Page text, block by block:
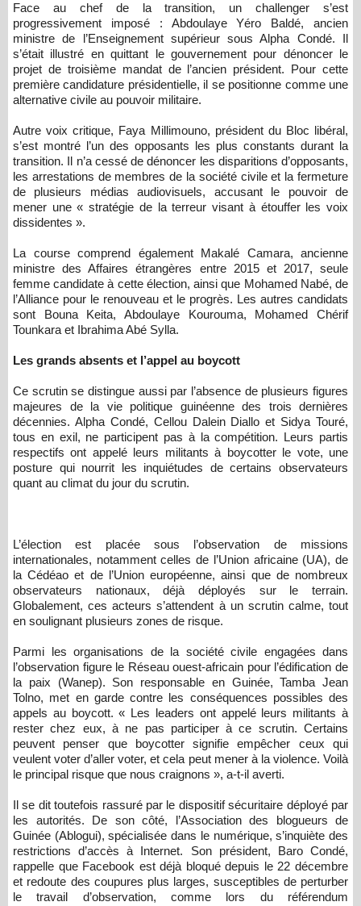
Face au chef de la transition, un challenger s’est
progressivement imposé : Abdoulaye Yéro Baldé, ancien
ministre de l’Enseignement supérieur sous Alpha Condé. Il
s’était illustré en quittant le gouvernement pour dénoncer le
projet de troisième mandat de l’ancien président. Pour cette
première candidature présidentielle, il se positionne comme une
alternative civile au pouvoir militaire.
Autre voix critique, Faya Millimouno, président du Bloc libéral,
s’est montré l’un des opposants les plus constants durant la
transition. Il n’a cessé de dénoncer les disparitions d’opposants,
les arrestations de membres de la société civile et la fermeture
de plusieurs médias audiovisuels, accusant le pouvoir de
mener une « stratégie de la terreur visant à étouffer les voix
dissidentes ».
La course comprend également Makalé Camara, ancienne
ministre des Affaires étrangères entre 2015 et 2017, seule
femme candidate à cette élection, ainsi que Mohamed Nabé, de
l’Alliance pour le renouveau et le progrès. Les autres candidats
sont Bouna Keita, Abdoulaye Kourouma, Mohamed Chérif
Tounkara et Ibrahima Abé Sylla.
Les grands absents et l’appel au boycott
Ce scrutin se distingue aussi par l’absence de plusieurs figures
majeures de la vie politique guinéenne des trois dernières
décennies. Alpha Condé, Cellou Dalein Diallo et Sidya Touré,
tous en exil, ne participent pas à la compétition. Leurs partis
respectifs ont appelé leurs militants à boycotter le vote, une
posture qui nourrit les inquiétudes de certains observateurs
quant au climat du jour du scrutin.
L’élection est placée sous l’observation de missions
internationales, notamment celles de l’Union africaine (UA), de
la Cédéao et de l’Union européenne, ainsi que de nombreux
observateurs nationaux, déjà déployés sur le terrain.
Globalement, ces acteurs s’attendent à un scrutin calme, tout
en soulignant plusieurs zones de risque.
Parmi les organisations de la société civile engagées dans
l’observation figure le Réseau ouest-africain pour l’édification de
la paix (Wanep). Son responsable en Guinée, Tamba Jean
Tolno, met en garde contre les conséquences possibles des
appels au boycott. « Les leaders ont appelé leurs militants à
rester chez eux, à ne pas participer à ce scrutin. Certains
peuvent penser que boycotter signifie empêcher ceux qui
veulent voter d’aller voter, et cela peut mener à la violence. Voilà
le principal risque que nous craignons », a-t-il averti.
Il se dit toutefois rassuré par le dispositif sécuritaire déployé par
les autorités. De son côté, l’Association des blogueurs de
Guinée (Ablogui), spécialisée dans le numérique, s’inquiète des
restrictions d’accès à Internet. Son président, Baro Condé,
rappelle que Facebook est déjà bloqué depuis le 22 décembre
et redoute des coupures plus larges, susceptibles de perturber
le travail d’observation, comme lors du référendum